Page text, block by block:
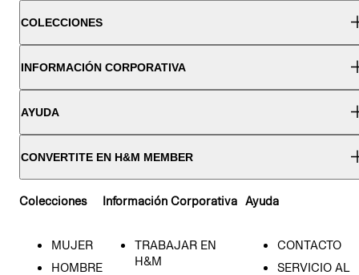
COLECCIONES
INFORMACIÓN CORPORATIVA
AYUDA
CONVERTITE EN H&M MEMBER
Colecciones
MUJER
HOMBRE
Información Corporativa
TRABAJAR EN
H&M
Ayuda
CONTACTO
SERVICIO AL